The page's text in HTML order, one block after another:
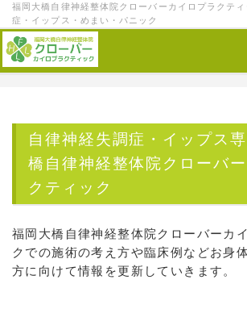
福岡大橋自律神経整体院クローバーカイロプラクテ
症・イップス・めまい・パニック
自律神経失調症・イップス
橋自律神経整体院クローバ
クティック
福岡大橋自律神経整体院クローバーカ
クでの施術の考え方や臨床例などお身
方に向けて情報を更新していきます。